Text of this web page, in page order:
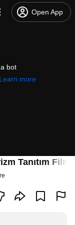
Open App
bot
Learn more
Tanıtım Filmi